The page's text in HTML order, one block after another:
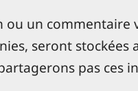
ou un
seront
pas